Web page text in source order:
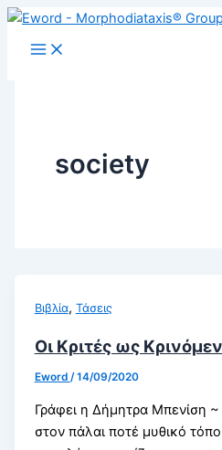
Μετάβαση
society
Βιβλία, Τάσεις
Οι Κριτές ως
Eword /14/09/2020
Γράφει η Δήμητρα Μπενίση
στον πάλαι ποτέ μυθικό